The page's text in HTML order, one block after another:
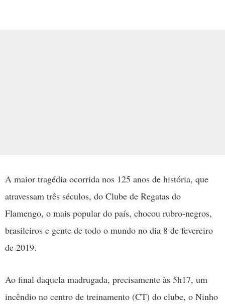
A maior tragédia ocorrida nos 125 anos de história, que
atravessam três séculos, do Clube de Regatas do
Flamengo, o mais popular do país, chocou rubro-negros,
brasileiros e gente de todo o mundo no dia 8 de fevereiro
de 2019.
Ao final daquela madrugada, precisamente às 5h17, um
incêndio no centro de treinamento (CT) do clube, o Ninho